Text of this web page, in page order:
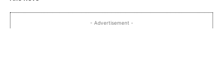
- Advertisement -